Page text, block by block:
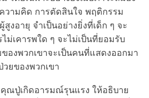
วามคิด การตัดสินใจ พฤติกรรม
งอายุ จำเป็นอย่างยิ่งที่เด็ก ๆ จะ
ไม่เคารพใด ๆ จะไม่เป็นที่ยอมรับ
องพวกเขาจะเป็นคนที่แสดงออกมา
วยของพวกเขา
ณปู่เกิดอารมณ์รุนแรง ให้อธิบาย